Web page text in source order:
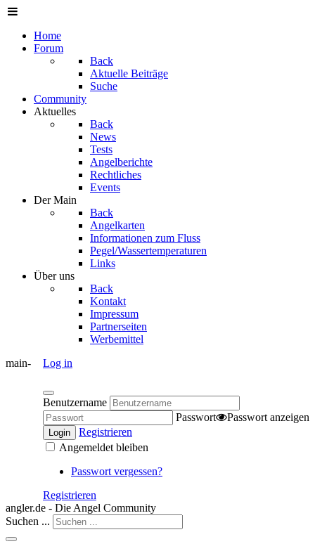
Home
Forum
Back
Aktuelle Beiträge
Suche
Community
Aktuelles
Back
News
Tests
Angelberichte
Rechtliches
Events
Der Main
Back
Angelkarten
Informationen zum Fluss
Pegel/Wassertemperaturen
Links
Über uns
Back
Kontakt
Impressum
Partnerseiten
Werbemittel
Log in
Benutzername
Passwort
Passwort anzeigen
Login
Registrieren
Angemeldet bleiben
Passwort vergessen?
Registrieren
main-
angler.de - Die Angel Community
Suchen ...